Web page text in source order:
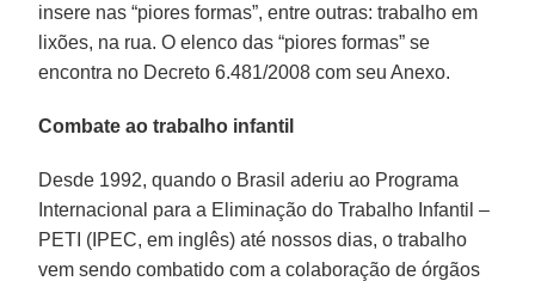
insere nas “piores formas”, entre outras: trabalho em
lixões, na rua. O elenco das “piores formas” se
encontra no Decreto 6.481/2008 com seu Anexo.
Combate ao trabalho infantil
Desde 1992, quando o Brasil aderiu ao Programa
Internacional para a Eliminação do Trabalho Infantil –
PETI (IPEC, em inglês) até nossos dias, o trabalho
vem sendo combatido com a colaboração de órgãos